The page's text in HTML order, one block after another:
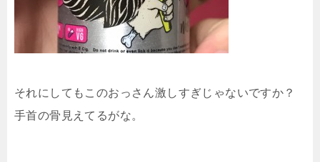
それにしてもこのおっさん激しすぎじゃないですか？
手首の骨見えてるがな。